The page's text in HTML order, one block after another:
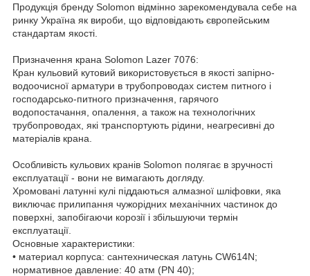
Продукція бренду Solomon відмінно зарекомендувала себе на
ринку Україна як вироби, що відповідають європейським
стандартам якості.
Призначення крана Solomon Lazer 7076:
Кран кульовий кутовий використовується в якості запірно-
водоочисної арматури в трубопроводах систем питного і
господарсько-питного призначення, гарячого
водопостачання, опалення, а також на технологічних
трубопроводах, які транспортують рідини, неагресивні до
матеріалів крана.
Особливість кульових кранів Solomon полягає в зручності
експлуатації - вони не вимагають догляду.
Хромовані латунні кулі піддаються алмазної шліфовки, яка
виключає прилипання чужорідних механічних частинок до
поверхні, запобігаючи корозії і збільшуючи термін
експлуатації.
Основные характеристики:
• материал корпуса: сантехническая латунь CW614N;
нормативное давление: 40 атм (РN 40);